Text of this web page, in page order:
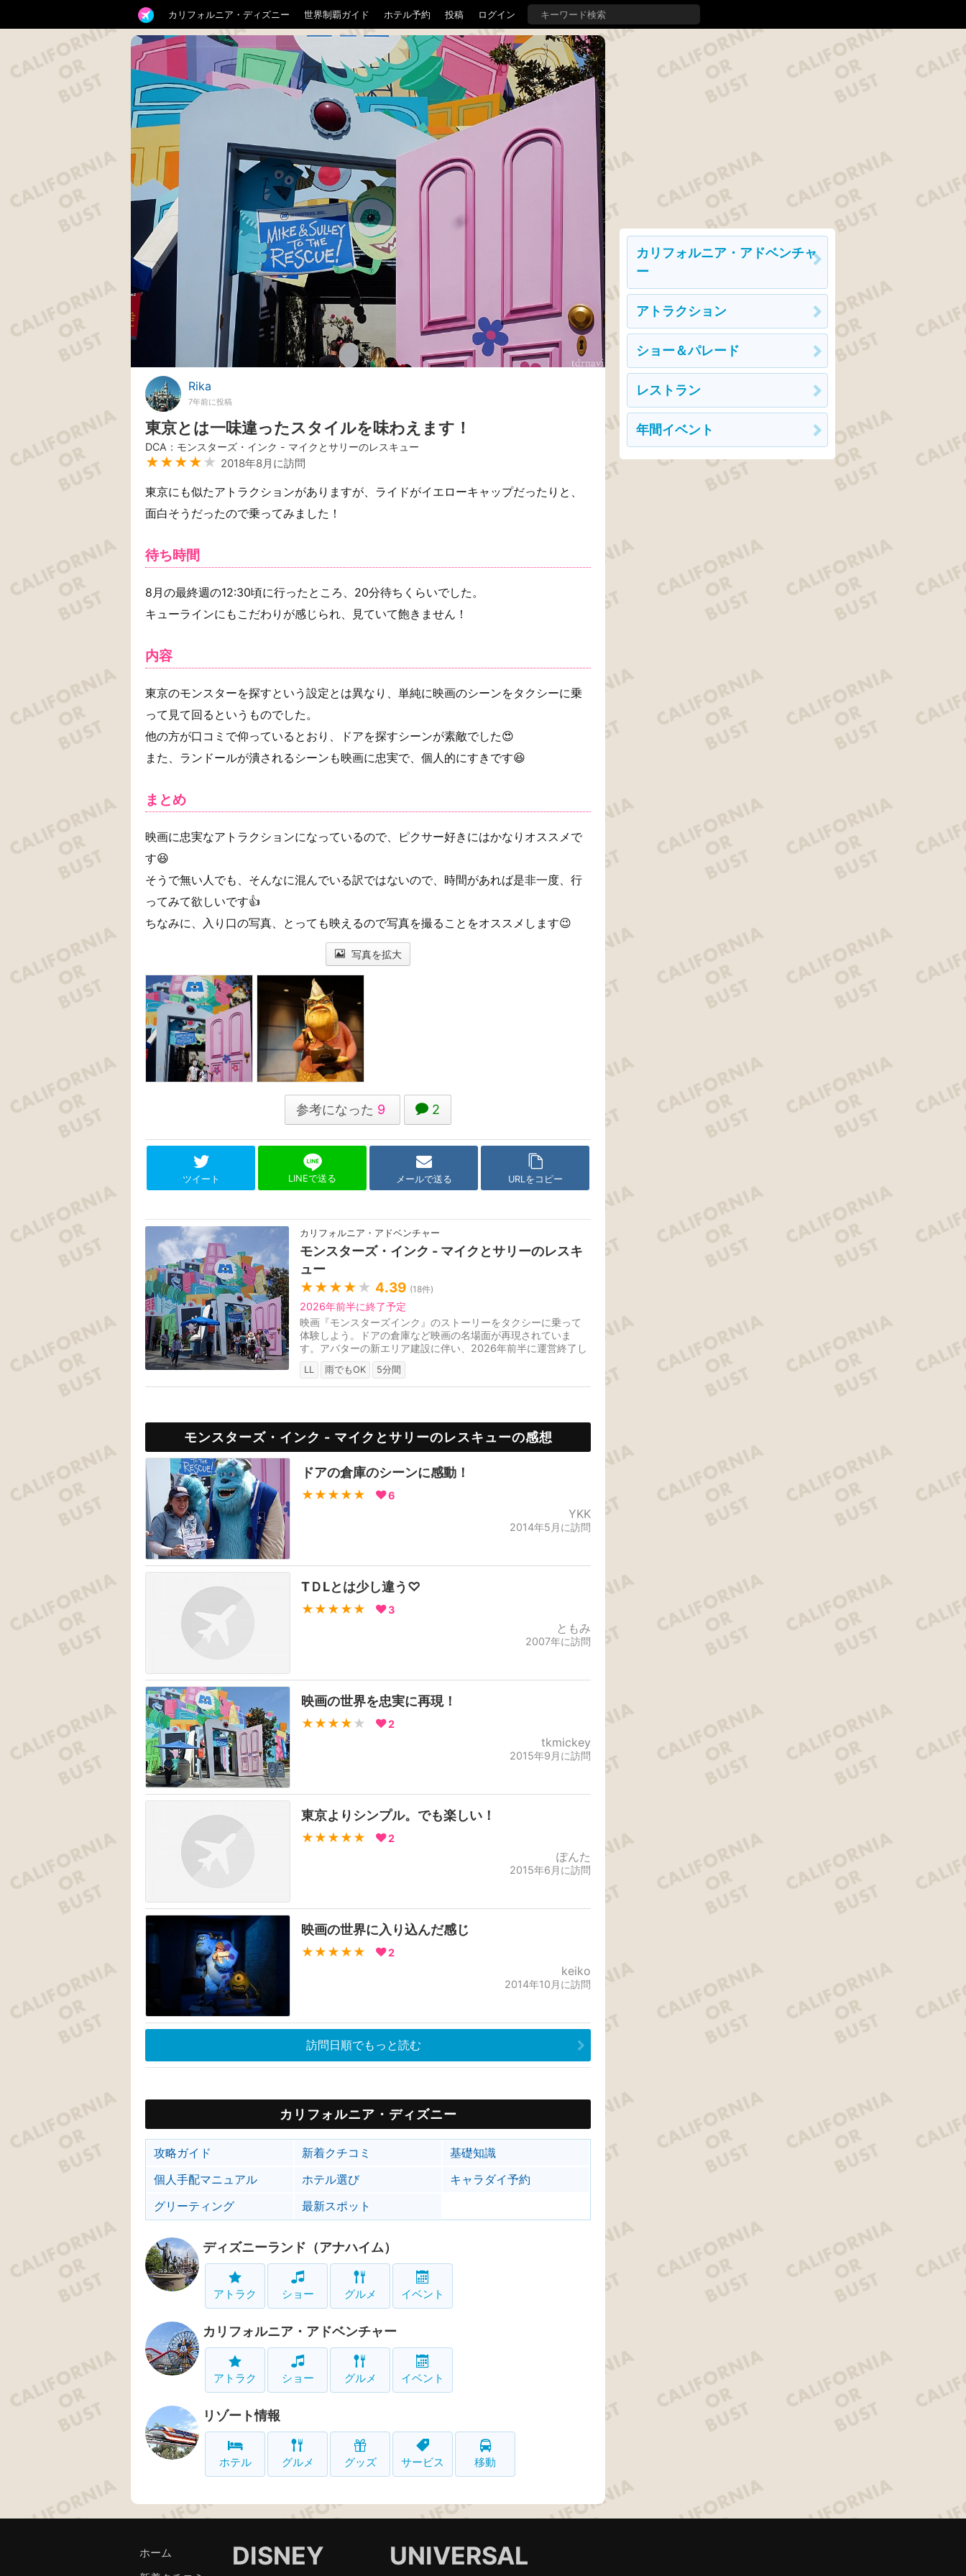
カリフォルニア・ディズニー 世界制覇ガイド ホテル予約 投稿 ログイン
Rika
7年前に投稿
東京とは一味違ったスタイルを味わえます！
DCA：モンスターズ・インク - マイクとサリーのレスキュー
★★★★ ★ 2018年8月に訪問
東京にも似たアトラクションがありますが、ライドがイエローキャップだったりと、
面白そうだったので乗ってみました！
待ち時間
8月の最終週の12:30頃に行ったところ、20分待ちくらいでした。
キューラインにもこだわりが感じられ、見ていて飽きません！
内容
東京のモンスターを探すという設定とは異なり、単純に映画のシーンをタクシーに乗
って見て回るというものでした。
他の方が口コミで仰っているとおり、ドアを探すシーンが素敵でした😍
また、ランドールが潰されるシーンも映画に忠実で、個人的にすきです😆
まとめ
映画に忠実なアトラクションになっているので、ピクサー好きにはかなりオススメで
す😆
そうで無い人でも、そんなに混んでいる訳ではないので、時間があれば是非一度、行
ってみて欲しいです👍
ちなみに、入り口の写真、とっても映えるので写真を撮ることをオススメします😉
写真を拡大
参考になった 9 2
ツイート LINEで送る メールで送る URLをコピー
カリフォルニア・アドベンチャー
モンスターズ・インク - マイクとサリーのレスキ
ュー
★★★★ ★ 4.39 (18件)
2026年前半に終了予定
映画『モンスターズインク』のストーリーをタクシーに乗って
体験しよう。ドアの倉庫など映画の名場面が再現されていま
す。アバターの新エリア建設に伴い、2026年前半に運営終了し
ます。
LL 雨でもOK 5分間
モンスターズ・インク - マイクとサリーのレスキューの感想
ドアの倉庫のシーンに感動！
★★★★★ 6
YKK
2014年5月に訪問
TＤLとは少し違う♡
★★★★★ 3
ともみ
2007年に訪問
映画の世界を忠実に再現！
★★★★ ★ 2
tkmickey
2015年9月に訪問
東京よりシンプル。でも楽しい！
★★★★★ 2
ぽんた
2015年6月に訪問
映画の世界に入り込んだ感じ
★★★★★ 2
keiko
2014年10月に訪問
訪問日順でもっと読む
カリフォルニア・ディズニー
攻略ガイド 新着クチコミ
基礎知識
個人手配マニュアル
ホテル選び
キャラダイ予約
グリーティング
最新スポット
ディズニーランド（アナハイム）
アトラク ショー グルメ イベント
カリフォルニア・アドベンチャー
アトラク ショー グルメ イベント
リゾート情報
ホテル グルメ グッズ サービス 移動
カリフォルニア・アドベンチャ
ー
アトラクション
ショー＆パレード
レストラン
年間イベント
ホーム
DISNEY UNIVERSAL